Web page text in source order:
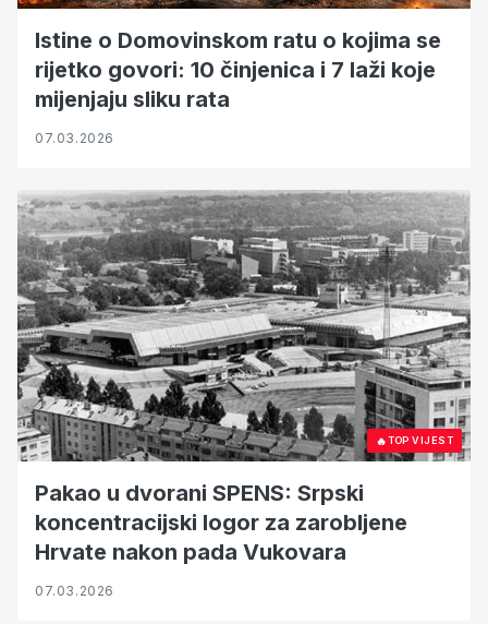
Istine o Domovinskom ratu o kojima se
rijetko govori: 10 činjenica i 7 laži koje
mijenjaju sliku rata
07.03.2026
🔥TOP VIJEST
Pakao u dvorani SPENS: Srpski
koncentracijski logor za zarobljene
Hrvate nakon pada Vukovara
07.03.2026